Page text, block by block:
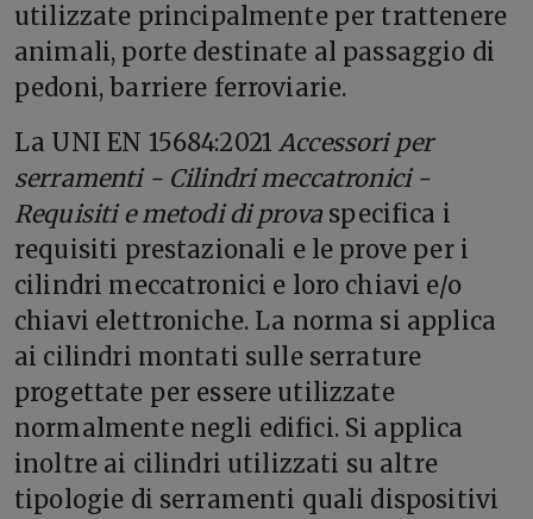
utilizzate principalmente per trattenere
animali, porte destinate al passaggio di
pedoni, barriere ferroviarie.
La UNI EN 15684:2021Accessori per
serramenti - Cilindri meccatronici -
Requisiti e metodi di prova specifica i
requisiti prestazionali e le prove per i
cilindri meccatronici e loro chiavi e/o
chiavi elettroniche. La norma si applica
ai cilindri montati sulle serrature
progettate per essere utilizzate
normalmente negli edifici. Si applica
inoltre ai cilindri utilizzati su altre
tipologie di serramenti quali dispositivi